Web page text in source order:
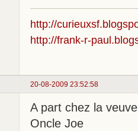
http://
http://frank-r-
20-08-2009 23:52:58
A part chez la
Oncle Joe